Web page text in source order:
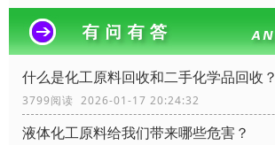
什么是化工原料回收和二手化学品回收？
3799阅读 2026-01-17 20:24:32
液体化工原料给我们带来哪些危害？